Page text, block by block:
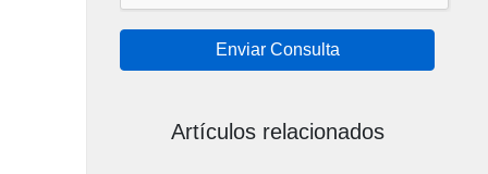
Enviar Consulta
Artículos relacionados